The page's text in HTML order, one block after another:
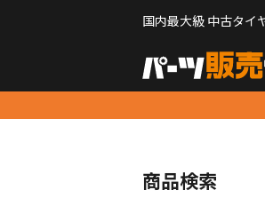
国内最大級 中古タイ
商品検索